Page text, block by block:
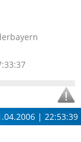
| 22:53:39